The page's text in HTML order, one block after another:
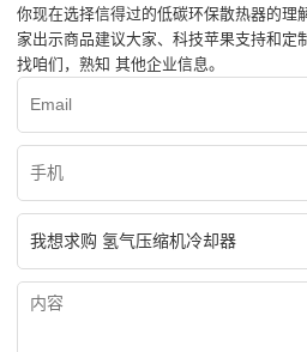
你现在选择信得过的低碳环保散热器的理
家出示商品建议大家、科技苹果支持和定
找咱们，熟知 其他企业信息。